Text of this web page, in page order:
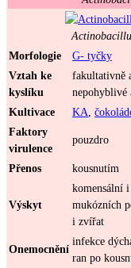
Morfologie
G- tyčky
Vztah ke
kyslíku
fakultativně
nepohyblivé
Kultivace
KA
Faktory
virulence
pouzdro
Přenos kousnutím
Výskyt
komensální
mukózních
i zvířat
Onemocnění
infekce
ran po